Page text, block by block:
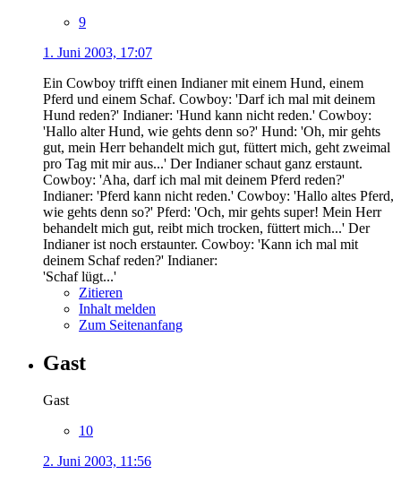
9
1. Juni 2003, 17:07
Ein Cowboy trifft einen Indianer mit einem Hund, einem
Pferd und einem Schaf. Cowboy: 'Darf ich mal mit deinem
Hund reden?' Indianer: 'Hund kann nicht reden.' Cowboy:
'Hallo alter Hund, wie gehts denn so?' Hund: 'Oh, mir gehts
gut, mein Herr behandelt mich gut, füttert mich, geht zweimal
pro Tag mit mir aus...' Der Indianer schaut ganz erstaunt.
Cowboy: 'Aha, darf ich mal mit deinem Pferd reden?'
Indianer: 'Pferd kann nicht reden.' Cowboy: 'Hallo altes Pferd,
wie gehts denn so?' Pferd: 'Och, mir gehts super! Mein Herr
behandelt mich gut, reibt mich trocken, füttert mich...' Der
Indianer ist noch erstaunter. Cowboy: 'Kann ich mal mit
deinem Schaf reden?' Indianer:
'Schaf lügt...'
Zitieren
Inhalt melden
Zum Seitenanfang
Gast
Gast
10
2. Juni 2003, 11:56